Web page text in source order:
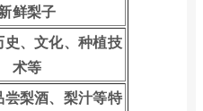
鲜梨子
史、文化、种植技
术等
梨酒、梨汁等特